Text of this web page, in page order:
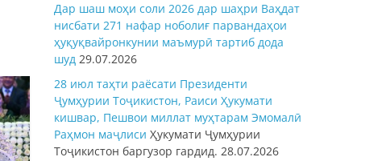
Дар шаш моҳи соли 2026 дар шаҳри Ваҳдат
нисбати 271 нафар ноболиғ парвандаҳои
ҳуқуқвайронкунии маъмурӣ тартиб дода
шуд 29.07.2026
28 июл таҳти раёсати Президенти
Ҷумҳурии Тоҷикистон, Раиси Ҳукумати
кишвар, Пешвои миллат муҳтарам Эмомалӣ
Раҳмон маҷлиси Ҳукумати Ҷумҳурии
Тоҷикистон баргузор гардид. 28.07.2026